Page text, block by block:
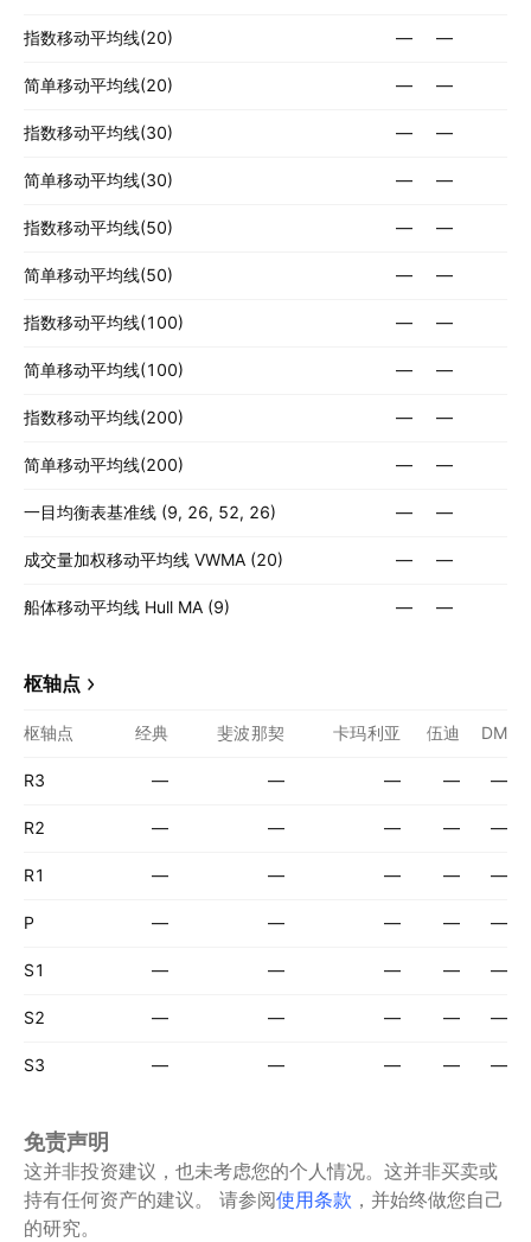
指数移动平均线(20) — —
简单移动平均线(20) — —
指数移动平均线(30) — —
简单移动平均线(30) — —
指数移动平均线(50) — —
简单移动平均线(50) — —
指数移动平均线(100) — —
简单移动平均线(100) — —
指数移动平均线(200) — —
简单移动平均线(200) — —
一目均衡表基准线 (9, 26, 52, 26) — —
成交量加权移动平均线 VWMA (20) — —
船体移动平均线 Hull MA (9) — —
枢轴点
枢轴点 经典 斐波那契 卡玛利亚 伍迪 DM
R3 — — — — —
R2 — — — — —
R1 — — — — —
P — — — — —
S1 — — — — —
S2 — — — — —
S3 — — — — —
免责声明
这并非投资建议，也未考虑您的个人情况。这并非买卖或
持有任何资产的建议。
请参阅使用条款 ，并始终做您自己
的研究。